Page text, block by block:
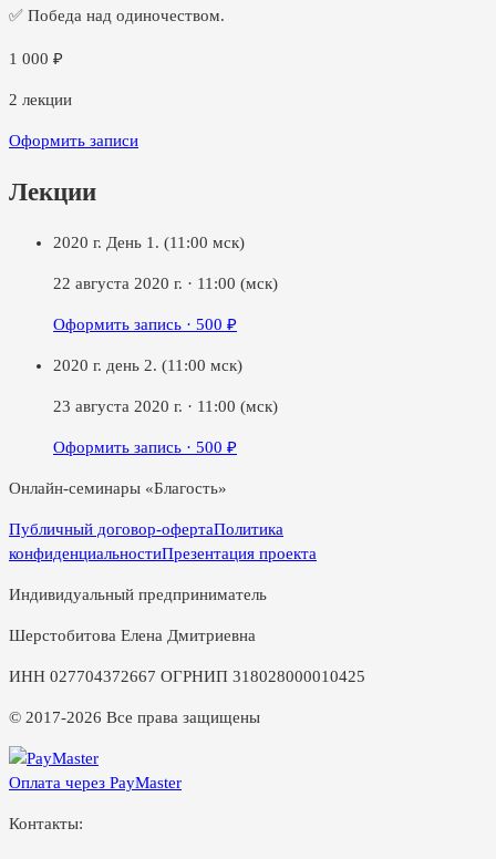
✅ Победа над одиночеством.
1 000 ₽
2 лекции
Оформить записи
Лекции
2020 г. День 1. (11:00 мск)
22 августа 2020 г. · 11:00 (мск)
Оформить запись · 500 ₽
2020 г. день 2. (11:00 мск)
23 августа 2020 г. · 11:00 (мск)
Оформить запись · 500 ₽
Онлайн-семинары «Благость»
Публичный договор-офертаПолитика
конфиденциальностиПрезентация проекта
Индивидуальный предприниматель
Шерстобитова Елена Дмитриевна
ИНН 027704372667 ОГРНИП 318028000010425
© 2017-2026 Все права защищены
Оплата через PayMaster
Контакты: